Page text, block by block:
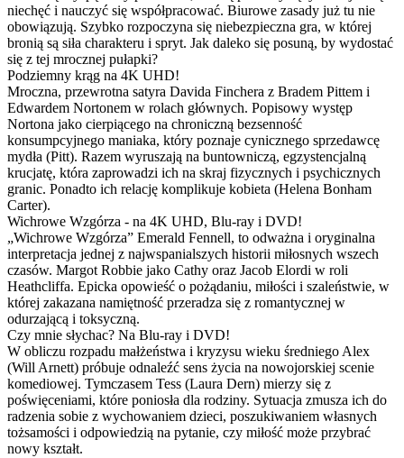
niechęć i nauczyć się współpracować. Biurowe zasady już tu nie
obowiązują. Szybko rozpoczyna się niebezpieczna gra, w której
bronią są siła charakteru i spryt. Jak daleko się posuną, by wydostać
się z tej mrocznej pułapki?
Podziemny krąg na 4K UHD!
Mroczna, przewrotna satyra Davida Finchera z Bradem Pittem i
Edwardem Nortonem w rolach głównych. Popisowy występ
Nortona jako cierpiącego na chroniczną bezsenność
konsumpcyjnego maniaka, który poznaje cynicznego sprzedawcę
mydła (Pitt). Razem wyruszają na buntowniczą, egzystencjalną
krucjatę, która zaprowadzi ich na skraj fizycznych i psychicznych
granic. Ponadto ich relację komplikuje kobieta (Helena Bonham
Carter).
Wichrowe Wzgórza - na 4K UHD, Blu-ray i DVD!
„Wichrowe Wzgórza” Emerald Fennell, to odważna i oryginalna
interpretacja jednej z najwspanialszych historii miłosnych wszech
czasów. Margot Robbie jako Cathy oraz Jacob Elordi w roli
Heathcliffa. Epicka opowieść o pożądaniu, miłości i szaleństwie, w
której zakazana namiętność przeradza się z romantycznej w
odurzającą i toksyczną.
Czy mnie słychac? Na Blu-ray i DVD!
W obliczu rozpadu małżeństwa i kryzysu wieku średniego Alex
(Will Arnett) próbuje odnaleźć sens życia na nowojorskiej scenie
komediowej. Tymczasem Tess (Laura Dern) mierzy się z
poświęceniami, które poniosła dla rodziny. Sytuacja zmusza ich do
radzenia sobie z wychowaniem dzieci, poszukiwaniem własnych
tożsamości i odpowiedzią na pytanie, czy miłość może przybrać
nowy kształt.